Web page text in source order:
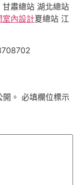
肅總站 湖北總站
室內設計夏總站 江
。 必填欄位標示